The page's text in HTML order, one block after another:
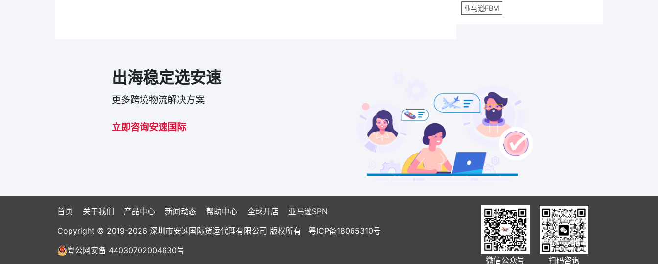
亚马逊FBM
出海稳定选安速
更多跨境物流解决方案
立即咨询安速国际
首页 关于我们 产品中心 新闻动态 帮助中心 全球开店
亚马逊SPN
Copyright © 2019-2026 深圳市安速国际货运代理有限公司 版权所有 粤ICP备18065310号
粤公网安备 44030702004630号
微信公众号
扫码咨询